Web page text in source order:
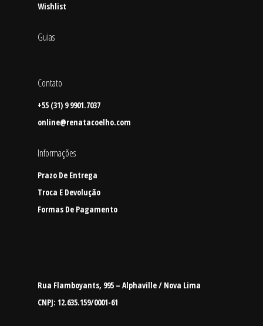
Wishlist
Guias
Contato
+55 (31) 9 9901.7037
online@renatacoelho.com
Informações
Prazo De Entrega
Troca E Devolução
Formas De Pagamento
Rua Flamboyants, 995 – Alphaville / Nova Lima
CNPJ: 12.635.159/0001-61